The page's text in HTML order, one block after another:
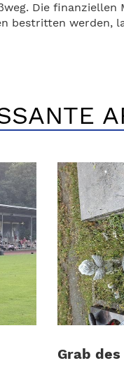
Die
bestritten werden,
Grab